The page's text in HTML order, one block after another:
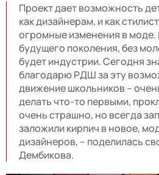
Проект дает возможность
как дизайнерам, и как
огромные изменения в моде.
будущего поколения, без
будет индустрии. Сегодня
благодарю РДШ за эту
движение школьников –
делать что-то первыми,
очень страшно, но всегда
заложили кирпич в новое,
дизайнеров, – поделилась
Дембикова.